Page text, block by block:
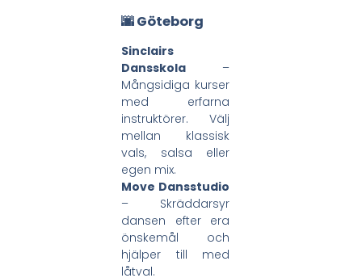
🌆 Göteborg
Sinclairs
Dansskola –
Mångsidiga kurser
med erfarna
instruktörer. Välj
mellan klassisk
vals, salsa eller
egen mix.
Move Dansstudio
– Skräddarsyr
dansen efter era
önskemål och
hjälper till med
låtval.